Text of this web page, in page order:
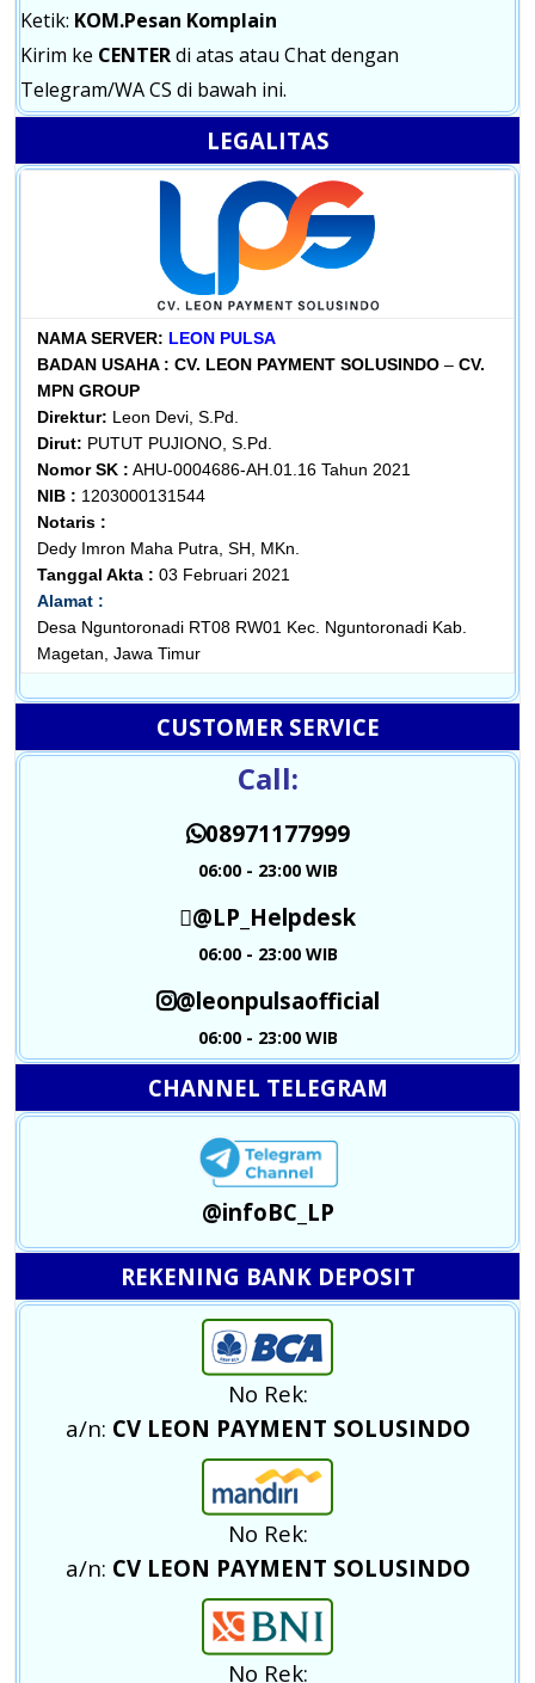
Ketik: KOM.Pesan Komplain
Kirim ke CENTERdi atas atau Chat dengan
Telegram/WA CS di bawah ini.
LEGALITAS
NAMA SERVER: LEON PULSA
BADAN USAHA : CV. LEON PAYMENT SOLUSINDO – CV.
MPN GROUP
Direktur: Leon Devi, S.Pd.
Dirut: PUTUT PUJIONO, S.Pd.
Nomor SK : AHU-0004686-AH.01.16 Tahun 2021
NIB : 1203000131544
Notaris :
Dedy Imron Maha Putra, SH, MKn.
Tanggal Akta : 03 Februari 2021
Alamat :
Desa Nguntoronadi RT08 RW01 Kec. Nguntoronadi Kab.
Magetan, Jawa Timur
CUSTOMER SERVICE
Call:
08971177999
06:00 - 23:00 WIB
@LP_Helpdesk
06:00 - 23:00 WIB
@leonpulsaofficial
06:00 - 23:00 WIB
CHANNEL TELEGRAM
@infoBC_LP
REKENING BANK DEPOSIT
No Rek:
a/n: CV LEON PAYMENT SOLUSINDO
No Rek:
a/n: CV LEON PAYMENT SOLUSINDO
No Rek: